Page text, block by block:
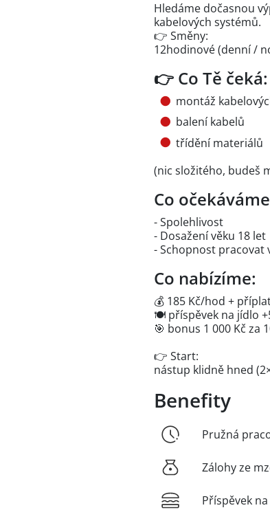
Hledáme dočasnou
kabelových systémů.
👉 Směny:
12hodinové (denní /
👉 Co Tě čeká:
montáž
balení kabelů
třídění materiálů
(nic složitého, budeš
Co
- Spolehlivost
- Dosažení věku 18 let
- Schopnost pracovat
Co nabízíme:
💰 185 Kč/hod +
🍽️ příspěvek na jídlo
🎯 bonus 1 000 Kč za
👉 Start:
nástup klidně hned
Benefity
Pružná
Zálohy ze
Příspěvek